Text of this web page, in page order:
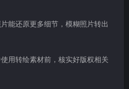
能还原更多细节，模糊照片转出
用转绘素材前，核实好版权相关